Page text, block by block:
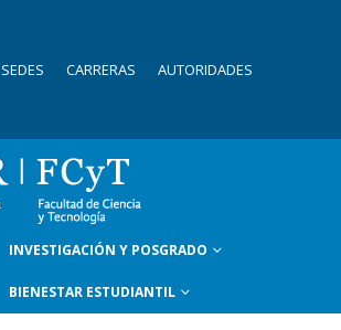
SEDES CARRERAS AUTORIDADES
INVESTIGACIÓN Y POSGRADO
BIENESTAR ESTUDIANTIL